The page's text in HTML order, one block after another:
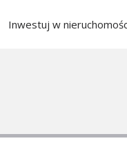
Inwestuj w